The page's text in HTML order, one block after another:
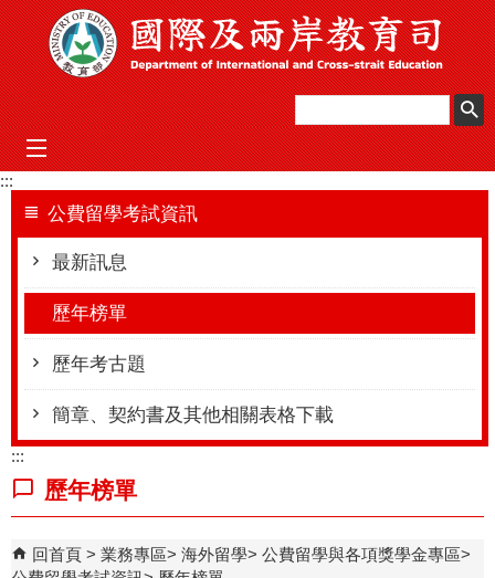
跳到主要內容區塊
mobile_menu
:::
公費留學考試資訊
最新訊息
歷年榜單
歷年考古題
簡章、契約書及其他相關表格下載
:::
歷年榜單
回首頁 業務專區 海外留學
公費留學與各項獎學金專區